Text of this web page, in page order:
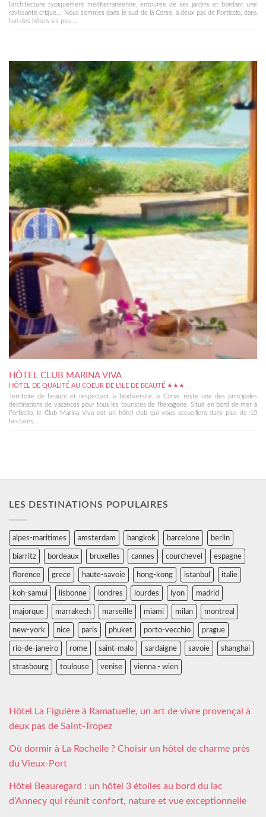
l'architecture typiquement méditerranéenne, entourée de ses jardins et bordant une
ravissante crique... Nous sommes dans le sud de la Corse, à deux pas de Porticcio, dans
l'un des hôtels les plus...
HÔTEL CLUB MARINA VIVA
HÔTEL DE QUALITÉ AU COEUR DE L'ILE DE BEAUTÉ ★★★
Territoire de beauté et respectant la biodiversité, la Corse reste une des principales
destinations de vacances pour tous les touristes de l'hexagone. Situé en bord de mer à
Porticcio, le Club Marina Viva est un hôtel club qui vous accueillera dans plus de 10
hectares...
LES DESTINATIONS POPULAIRES
alpes-maritimes amsterdam bangkok barcelone berlin
biarritz bordeaux bruxelles cannes courchevel espagne
florence grece haute-savoie hong-kong istanbul italie
koh-samui lisbonne londres lourdes lyon madrid
majorque marrakech marseille miami milan montreal
new-york nice paris phuket porto-vecchio prague
rio-de-janeiro rome saint-malo sardaigne savoie shanghai
strasbourg toulouse venise vienna - wien
Hôtel La Figuière à Ramatuelle, un art de vivre provençal à
deux pas de Saint-Tropez
Où dormir à La Rochelle ? Choisir un hôtel de charme près
du Vieux-Port
Hôtel Beauregard : un hôtel 3 étoiles au bord du lac
d’Annecy qui réunit confort, nature et vue exceptionnelle